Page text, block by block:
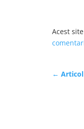
Acest
←